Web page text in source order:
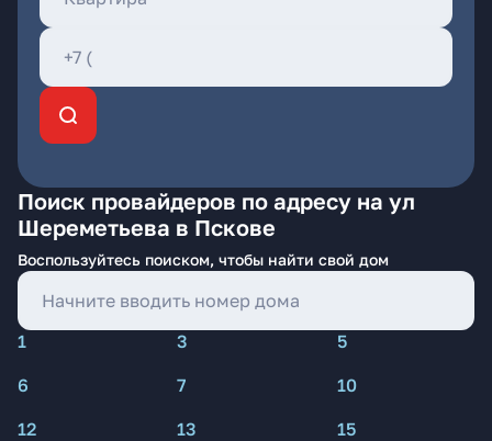
Поиск провайдеров по адресу на ул
Шереметьева в Пскове
Воспользуйтесь поиском, чтобы найти свой дом
1 3
5
6
7
10
12
13
15